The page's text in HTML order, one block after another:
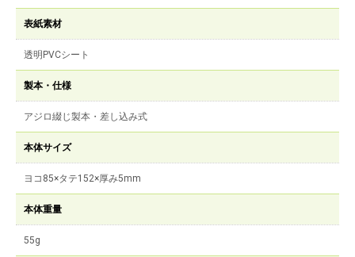
表紙素材
透明PVCシート
製本・仕様
アジロ綴じ製本・差し込み式
本体サイズ
ヨコ85×タテ152×厚み5mm
本体重量
55g